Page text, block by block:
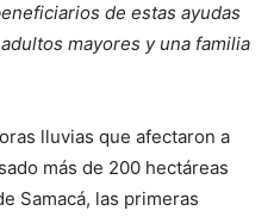
de estas ayudas
mayores y una familia
lluvias que afectaron a
más de 200 hectáreas
Samacá, las primeras